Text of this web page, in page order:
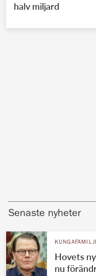
halv miljard
Senaste nyheter
Hovets
nu